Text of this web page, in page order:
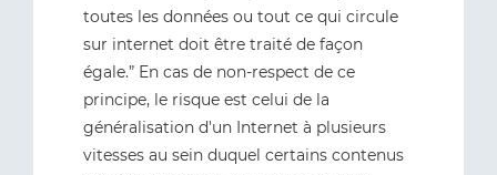
toutes les données ou tout ce qui circule
sur internet doit être traité de façon
égale.” En cas de non-respect de ce
principe, le risque est celui de la
généralisation d'un Internet à plusieurs
vitesses au sein duquel certains contenus